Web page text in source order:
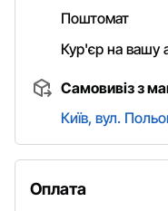
Поштомат
Кур'єр на вашу
Самовивіз з
Київ, вул.
Оплата